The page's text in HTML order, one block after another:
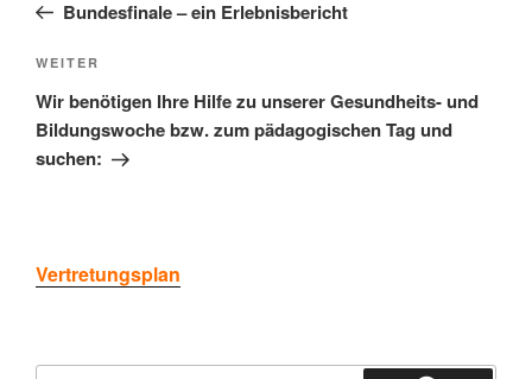
Bundesfinale – ein Erlebnisbericht
Nächster
Beitrag
WEITER
Wir benötigen Ihre Hilfe zu unserer Gesundheits- und
Bildungswoche bzw. zum pädagogischen Tag und
suchen:
Vertretungsplan